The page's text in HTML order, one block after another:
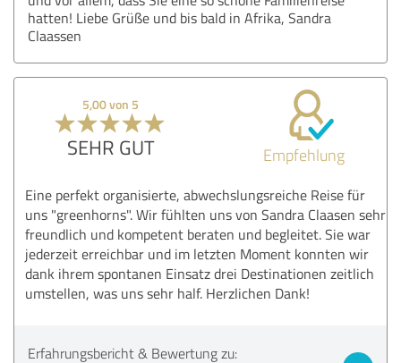
hatten! Liebe Grüße und bis bald in Afrika, Sandra
Claassen
5,00 von 5
SEHR GUT Empfehlung
Eine perfekt organisierte, abwechslungsreiche Reise für
uns "greenhorns". Wir fühlten uns von Sandra Claasen sehr
freundlich und kompetent beraten und begleitet. Sie war
jederzeit erreichbar und im letzten Moment konnten wir
dank ihrem spontanen Einsatz drei Destinationen zeitlich
umstellen, was uns sehr half. Herzlichen Dank!
Erfahrungsbericht & Bewertung zu: